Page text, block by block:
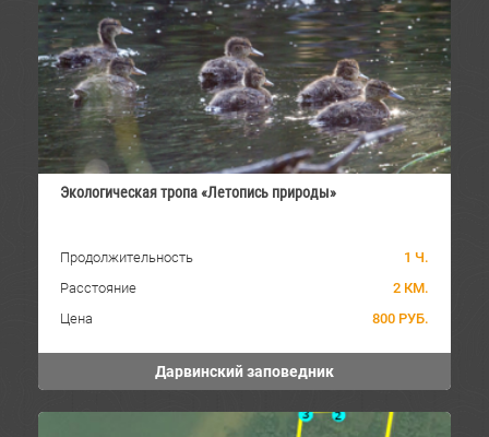
Экологическая тропа «Летопись природы»
Продолжительность
1 Ч.
Расстояние
2 КМ.
Цена
800 РУБ.
Дарвинский заповедник